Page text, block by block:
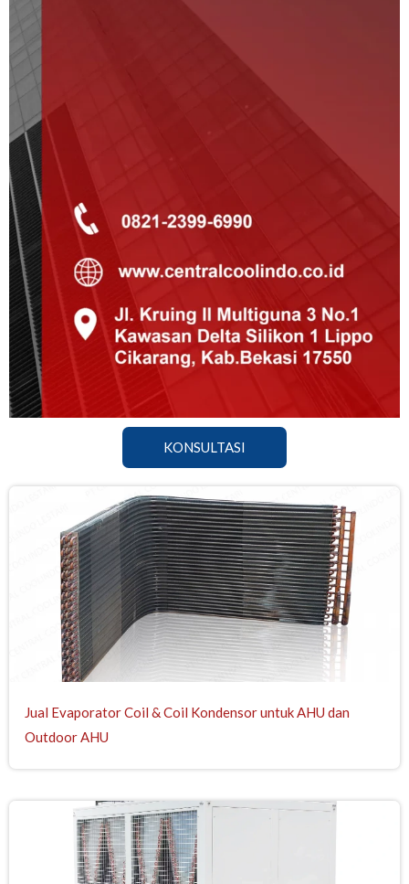
KONSULTASI
Jual Evaporator Coil & Coil Kondensor untuk AHU dan
Outdoor AHU